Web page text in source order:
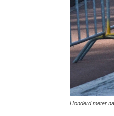
Honderd meter